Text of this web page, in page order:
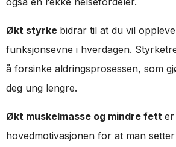
Økt styrke bidrar til at du vil
funksjonsevne i hverdagen.
å forsinke aldringsprosessen, som
deg ung lengre.
Økt muskelmasse og mindre fett
hovedmotivasjonen for at man